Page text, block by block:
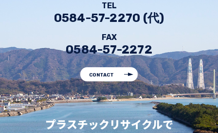
TEL
0584-57-2270 (代)
FAX
0584-57-2272
CONTACT
プラスチックリサイクルで